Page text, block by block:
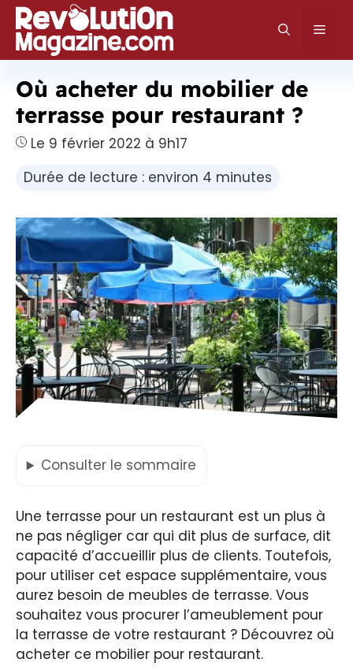
Aller
au
contenu
Où acheter du mobilier de
terrasse pour restaurant ?
Le 9 février 2022 à 9h17
Durée de lecture : environ 4 minutes
Consulter le sommaire
Une terrasse pour un restaurant est un plus à
ne pas négliger car qui dit plus de surface, dit
capacité d’accueillir plus de clients. Toutefois,
pour utiliser cet espace supplémentaire, vous
aurez besoin de meubles de terrasse. Vous
souhaitez vous procurer l’ameublement pour
la terrasse de votre restaurant ? Découvrez où
acheter ce mobilier pour restaurant.